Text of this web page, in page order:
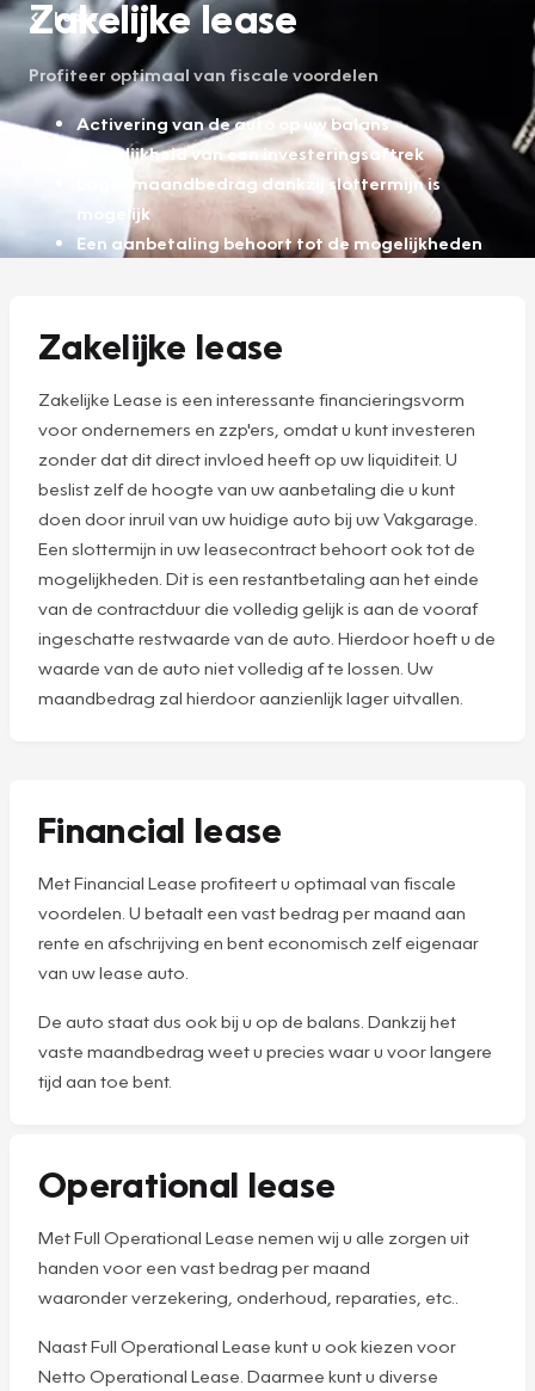
Lease
Zakelijke lease
Profiteer optimaal van fiscale voordelen
Activering van de auto op uw balans
Mogelijkheid van een investeringsaftrek
Lager maandbedrag dankzij slottermijn is
mogelijk
Een aanbetaling behoort tot de mogelijkheden
Zakelijke lease
Zakelijke Lease is een interessante financieringsvorm
voor ondernemers en zzp'ers, omdat u kunt investeren
zonder dat dit direct invloed heeft op uw liquiditeit. U
beslist zelf de hoogte van uw aanbetaling die u kunt
doen door inruil van uw huidige auto bij uw Vakgarage.
Een slottermijn in uw leasecontract behoort ook tot de
mogelijkheden. Dit is een restantbetaling aan het einde
van de contractduur die volledig gelijk is aan de vooraf
ingeschatte restwaarde van de auto. Hierdoor hoeft u de
waarde van de auto niet volledig af te lossen. Uw
maandbedrag zal hierdoor aanzienlijk lager uitvallen.
Financial lease
Met Financial Lease profiteert u optimaal van fiscale
voordelen. U betaalt een vast bedrag per maand aan
rente en afschrijving en bent economisch zelf eigenaar
van uw lease auto.
De auto staat dus ook bij u op de balans. Dankzij het
vaste maandbedrag weet u precies waar u voor langere
tijd aan toe bent.
Operational lease
Met Full Operational Lease nemen wij u alle zorgen uit
handen voor een vast bedrag per maand
waaronder verzekering, onderhoud, reparaties, etc..
Naast Full Operational Lease kunt u ook kiezen voor
Netto Operational Lease. Daarmee kunt u diverse